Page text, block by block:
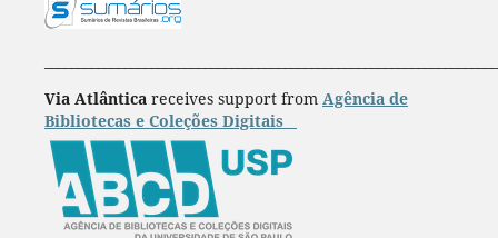
Via Atlânticareceives support from Agência de
Bibliotecas e Coleções Digitais